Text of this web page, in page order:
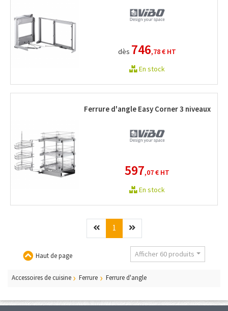
dès 746,78 € HT
En stock
Ferrure d'angle Easy Corner 3 niveaux
597,07 € HT
En stock
Précédent
1(current)Suivant
Haut de page Afficher 60 produits
Accessoires de cuisine Ferrure Ferrure d'angle